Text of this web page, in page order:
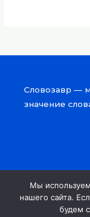
Словозавр —
значение
Мы
нашего сайта.
будем